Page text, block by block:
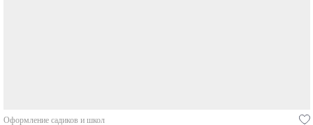
Оформление садиков и школ